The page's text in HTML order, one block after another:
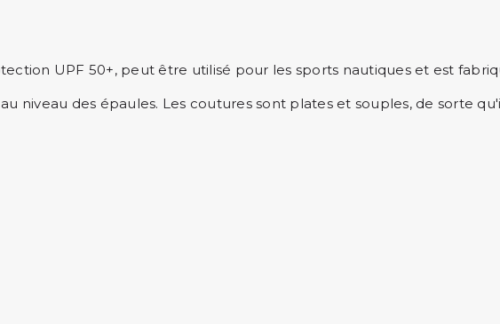
UPF 50+, peut être utilisé pour les sports nautiques et est
niveau des épaules. Les coutures sont plates et souples, de sorte